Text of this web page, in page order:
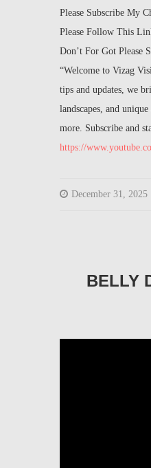
Please Subscribe My
Please Follow This
Don’t For Got Please
“Welcome to Vizag
tips and updates, we
landscapes, and
more. Subscribe and
https://
December 31, 2025
BELLY